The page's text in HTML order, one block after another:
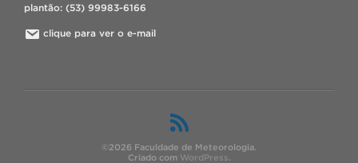
plantão: (53) 99983-6166
clique para ver o e-mail
©2026 Faculdade de Meteorologia.
Criado com WordPress.